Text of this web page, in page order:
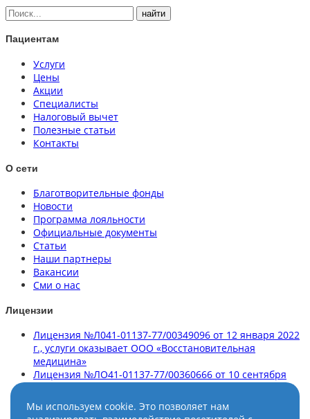
Пациентам
Услуги
Цены
Акции
Специалисты
Налоговый вычет
Полезные статьи
Контакты
О сети
Благотворительные фонды
Новости
Программа лояльности
Официальные документы
Статьи
Наши партнеры
Вакансии
Сми о нас
Лицензии
Лицензия №Л041-01137-77/00349096 от 12 января 2022
г., услуги оказывает ООО «Восстановительная
медицина»
Лицензия №ЛО41-01137-77/00360666 от 10 сентября
позвоночника»
Мы используем cookie. Это позволяет нам